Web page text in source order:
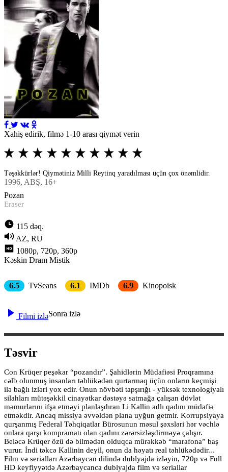
Xahiş edirik, filmə 1-10 arası qiymət verin
Təşəkkürlər! Qiymətiniz Milli Reytinq yaradılması üçün çox önəmlidir.
1996, ABŞ, 16+
Pozan
Eraser
115 dəq.
AZ, RU
1080p, 720p, 360p
Kəskin Dram Mistik
6.5 TvSeans 6.1 IMDb 6.9 Kinopoisk
Filmi izləSonra izlə
Təsvir
Con Krüqer peşəkar “pozandır”. Şahidlərin Müdafiəsi Proqramına
cəlb olunmuş insanları təhlükədən qurtarmaq üçün onların keçmişi
ilə bağlı izləri yox edir. Onun növbəti tapşırığı - yüksək texnologiyalı
silahları mütəşəkkil cinayətkar dəstəyə satmağa çalışan dövlət
məmurlarını ifşa etməyi planlaşdıran Li Kallin adlı qadını müdafiə
etməkdir. Ancaq missiya əvvəldən plana uyğun getmir. Korrupsiyaya
qurşanmış Federal Təhqiqatlar Bürosunun məsul şəxsləri hər vəchlə
onlara qarşı kompramatı olan qadını zərərsizləşdirməyə çalışır.
Beləcə Krüqer özü də bilmədən olduqca mürəkkəb “marafona” baş
vurur. İndi təkcə Kallinin deyil, onun da həyatı real təhlükədədir...
Film və serialları Azərbaycan dilində dublyajda izləyin, 720p və Full
HD keyfiyyətdə Azərbaycanca dublyajda film və seriallar